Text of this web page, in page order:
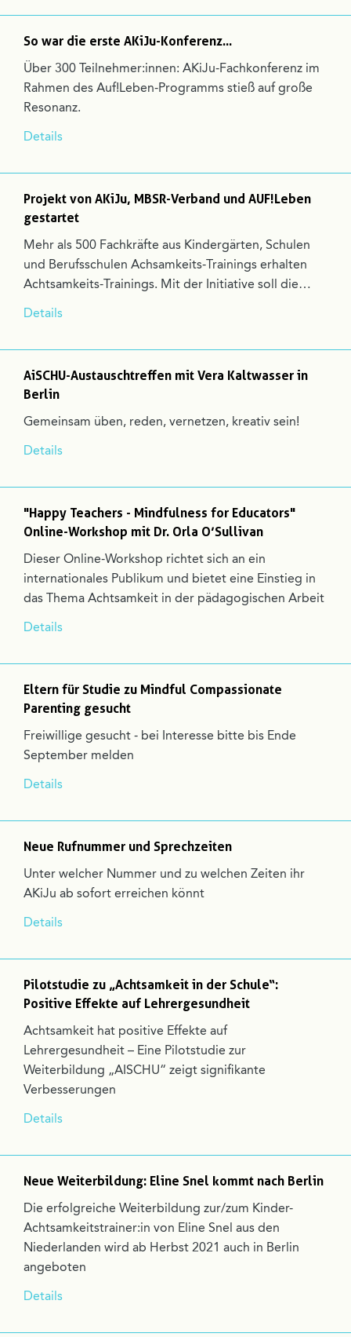
So war die erste AKiJu-Konferenz...
Über 300 Teilnehmer:innen: AKiJu-Fachkonferenz im
Rahmen des Auf!Leben-Programms stieß auf große
Resonanz.
Details
Projekt von AKiJu, MBSR-Verband und AUF!Leben
gestartet
Mehr als 500 Fachkräfte aus Kindergärten, Schulen
und Berufsschulen Achsamkeits-Trainings erhalten
Achtsamkeits-Trainings. Mit der Initiative soll die…
Details
AiSCHU-Austauschtreffen mit Vera Kaltwasser in
Berlin
Gemeinsam üben, reden, vernetzen, kreativ sein!
Details
"Happy Teachers - Mindfulness for Educators"
Online-Workshop mit Dr. Orla O’Sullivan
Dieser Online-Workshop richtet sich an ein
internationales Publikum und bietet eine Einstieg in
das Thema Achtsamkeit in der pädagogischen Arbeit
Details
Eltern für Studie zu Mindful Compassionate
Parenting gesucht
Freiwillige gesucht - bei Interesse bitte bis Ende
September melden
Details
Neue Rufnummer und Sprechzeiten
Unter welcher Nummer und zu welchen Zeiten ihr
AKiJu ab sofort erreichen könnt
Details
Pilotstudie zu „Achtsamkeit in der Schule“:
Positive Effekte auf Lehrergesundheit
Achtsamkeit hat positive Effekte auf
Lehrergesundheit – Eine Pilotstudie zur
Weiterbildung „AISCHU“ zeigt signifikante
Verbesserungen
Details
Neue Weiterbildung: Eline Snel kommt nach Berlin
Die erfolgreiche Weiterbildung zur/zum Kinder-
Achtsamkeitstrainer:in von Eline Snel aus den
Niederlanden wird ab Herbst 2021 auch in Berlin
angeboten
Details